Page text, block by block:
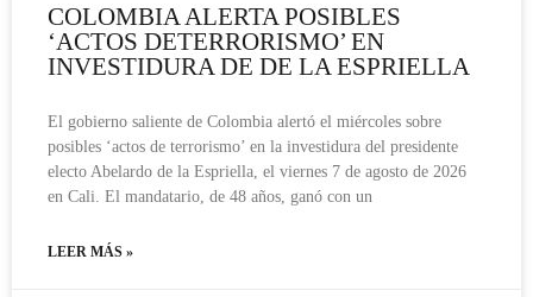
COLOMBIA ALERTA POSIBLES
‘ACTOS DETERRORISMO’ EN
INVESTIDURA DE DE LA ESPRIELLA
El gobierno saliente de Colombia alertó el miércoles sobre
posibles ‘actos de terrorismo’ en la investidura del presidente
electo Abelardo de la Espriella, el viernes 7 de agosto de 2026
en Cali. El mandatario, de 48 años, ganó con un
LEER MÁS »